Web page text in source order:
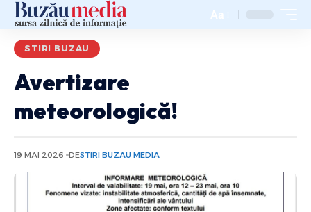
Aa
STIRI BUZAU
Avertizare
meteorologică!
19 MAI 2026 DESTIRI BUZAU MEDIA